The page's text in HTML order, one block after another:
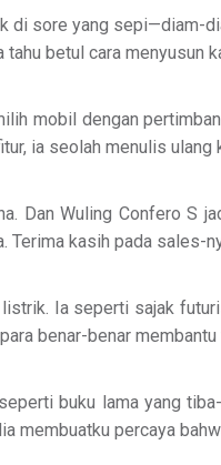
di sore yang sepi—diam-
betul cara menyusun
mobil dengan
ia seolah menulis ulang
Dan Wuling Confero
Terima kasih pada sales-
Ia seperti sajak
benar-benar
buku lama yang
membuatku percaya